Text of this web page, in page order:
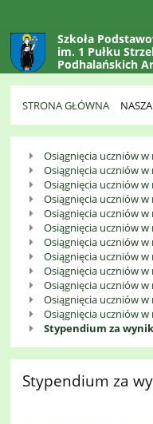
Szkoła
im. 1 Pułku
Podhalańskich
Krajowej
w Gaboniu
STRONA GŁÓWNA
Nasze
Osiągnięcia
Osiągnięcia uczniów
Osiągnięcia uczniów
Osiągnięcia uczniów
Osiągnięcia uczniów
Osiągnięcia uczniów
Osiągnięcia uczniów
Osiągnięcia uczniów
Osiągnięcia uczniów
Osiągnięcia uczniów
Osiągnięcia uczniów
Osiągnięcia uczniów
Osiągnięcia uczniów
Stypendium za
Stypendium za